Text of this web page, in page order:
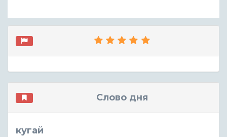
Слово дня
кугай